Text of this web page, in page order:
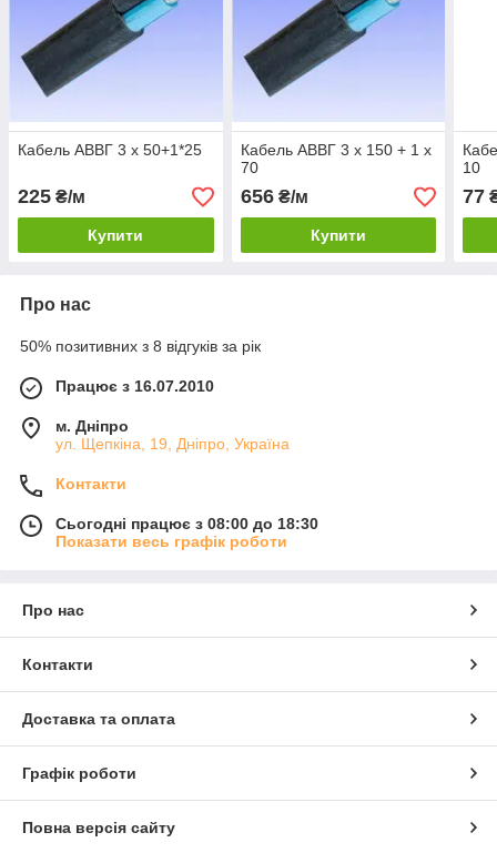
Кабель АВВГ 3 x 50+1*25
225 ₴/м
Купити
Кабель АВВГ 3 x 150 + 1 x
70
656₴/м
Купити
10
77
Про нас
50% позитивних з 8 відгуків за рік
Працює з 16.07.2010
м. Дніпро
ул. Щепкіна, 19, Дніпро, Україна
Контакти
Сьогодні працює з 08:00 до 18:30
Показати весь графік роботи
Про нас
Контакти
Доставка та оплата
Графік роботи
Повна версія сайту